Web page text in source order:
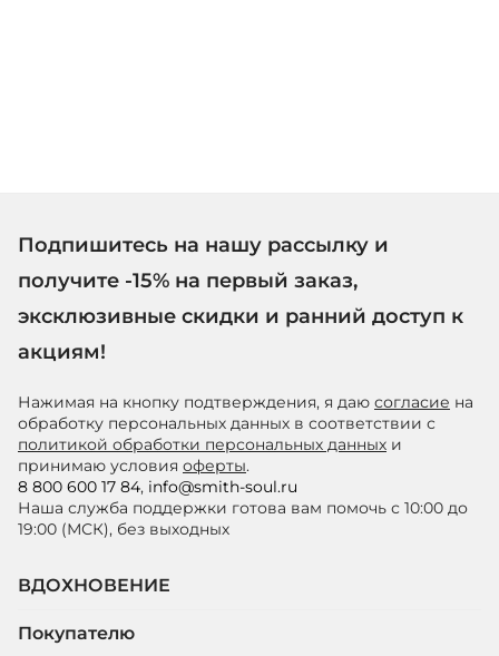
Подпишитесь на нашу рассылку и
получите -15% на первый заказ,
эксклюзивные скидки и ранний доступ к
акциям!
Нажимая на кнопку подтверждения, я даю согласие на
обработку персональных данных в соответствии с
политикой обработки персональных данных и
принимаю условия оферты.
8 800 600 17 84, info@smith-soul.ru
Наша служба поддержки готова вам помочь с 10:00 до
19:00 (МСК), без выходных
ВДОХНОВЕНИЕ
Покупателю